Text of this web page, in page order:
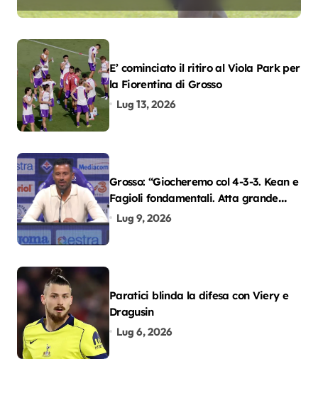
E’ cominciato il ritiro al Viola Park per
la Fiorentina di Grosso
Lug 13, 2026
Grosso: “Giocheremo col 4-3-3. Kean e
Fagioli fondamentali. Atta grande
colpo”
Lug 9, 2026
Paratici blinda la difesa con Viery e
Dragusin
Lug 6, 2026